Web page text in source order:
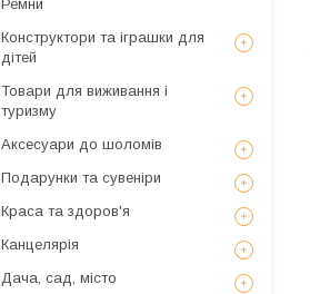
Ремни
Конструктори та іграшки для
дітей
Товари для виживання і
туризму
Аксесуари до шоломів
Подарунки та сувеніри
Краса та здоров'я
Канцелярія
Дача, сад, місто